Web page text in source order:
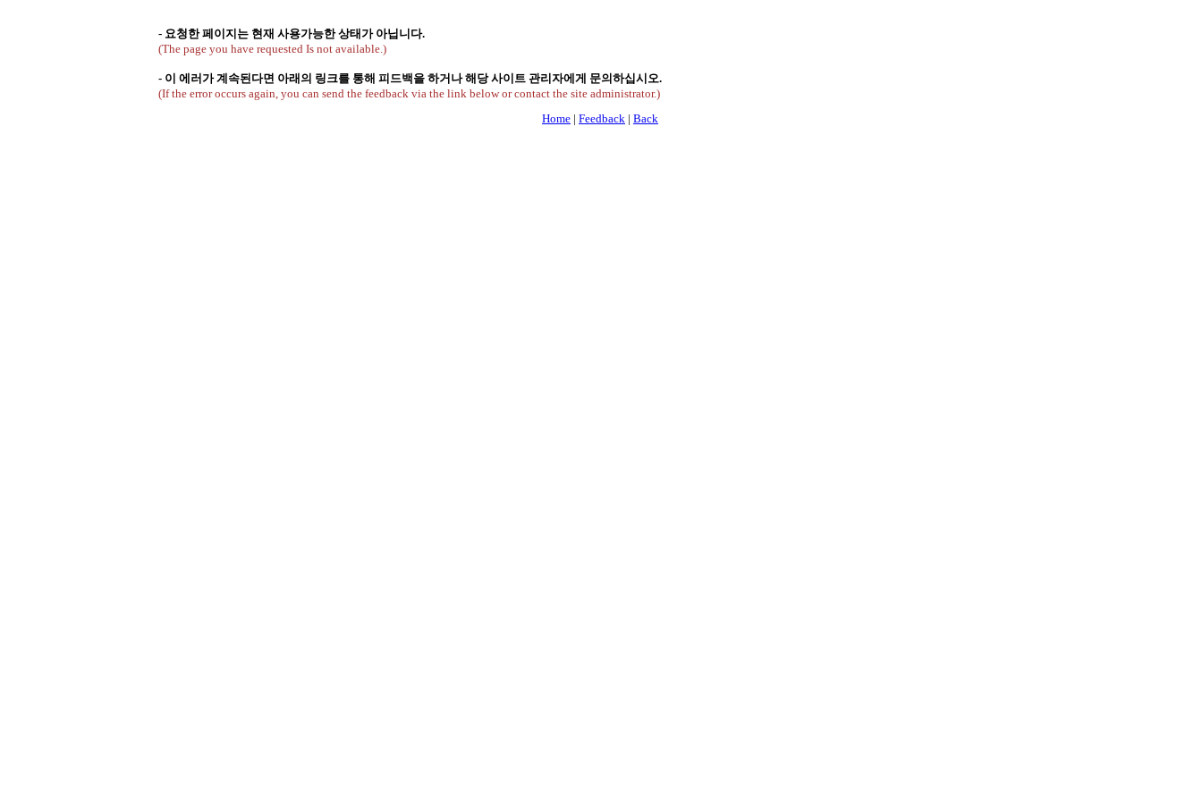
- 요청한 페이지는 현재 사용가능한 상태가 아닙니다.
(The page you have requested Is not available.)
- 이 에러가 계속된다면 아래의 링크를 통해 피드백을 하거나 해당 사이트 관리자에게 문의하십시오.
(If the error occurs again, you can send the feedback via the link below or contact the site administrator.)
Home | Feedback | Back